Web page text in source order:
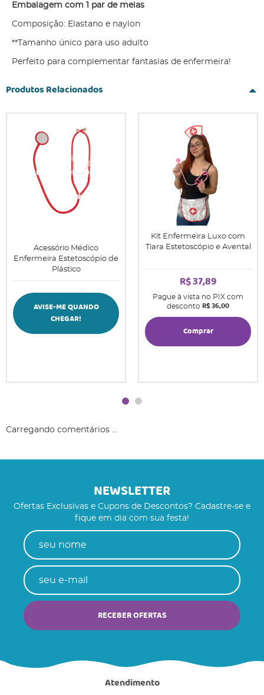
Embalagem com 1 par de meias
Composição: Elastano e naylon
**Tamanho único para uso adulto
Perfeito para complementar fantasias de enfermeira!
Produtos Relacionados
Acessório Médico
Enfermeira Estetoscópio de
Plástico
AVISE-ME QUANDO
CHEGAR!
Kit Enfermeira Luxo com
Tiara Estetoscópio e Avental
R$ 37,89
Pague à vista no PIX com
desconto R$ 36,00
Comprar
Carregando comentários ...
NEWSLETTER
Ofertas Exclusivas e Cupons de Descontos? Cadastre-se e
fique em dia com sua festa!
RECEBER OFERTAS
Atendimento